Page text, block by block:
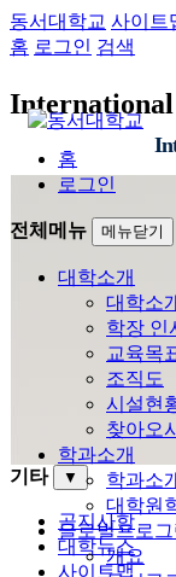
동서대학교 사이트
홈 로그인 검색
홈
로그인
전체메뉴 메뉴닫기
대학소개
대학소
학장 인
교육목
조직도
시설현
찾아오
학과소개
학과소
대학원
글로벌프로그
개요
기타 ▼
공지사항
대학뉴스
사이트맵